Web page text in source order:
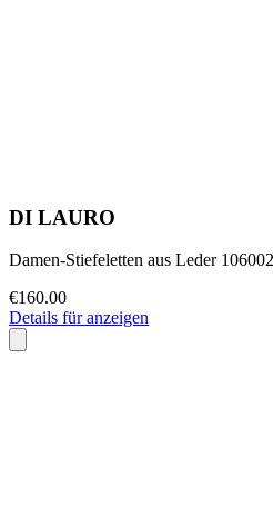
DI LAURO
Damen-Stiefeletten aus Leder
€160.00
Details für anzeigen